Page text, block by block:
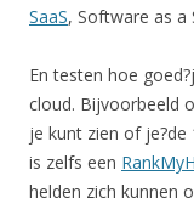
SaaS, Software as a
En testen hoe
cloud. Bijvoorbeeld
je kunt zien of je?de
is zelfs een
helden zich kunnen